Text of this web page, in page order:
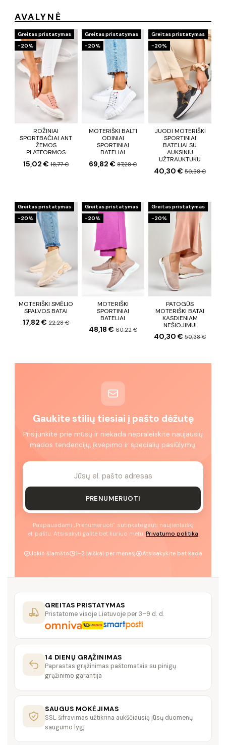
AVALYNĖ
Greitas pristatymas
−20%
ROŽINIAI
SPORTBAČIAI ANT
ŽEMOS
PLATFORMOS
15,02 €18,77 €
Greitas pristatymas
−20%
MOTERIŠKI BALTI
ODINIAI
SPORTINIAI
BATELIAI
69,82 €87,28 €
Greitas pristatymas
−20%
JUODI MOTERIŠKI
SPORTINIAI
BATELIAI SU
AUKSINIU
UŽTRAUKTUKU
40,30 €50,38 €
Greitas pristatymas
−20%
MOTERIŠKI SMĖLIO
SPALVOS BATAI
17,82 €22,28 €
Greitas pristatymas
−20%
MOTERIŠKI
SPORTINIAI
BATELIAI
48,18 € 60,22 €
Greitas pristatymas
−20%
PATOGŪS
MOTERIŠKI BATAI
KASDIENIAM
NEŠIOJIMUI
40,30 €50,38 €
Gaukite stilių tiesiai į pašto dėžutę
Prisijunkite prie mūsų ir niekada nepraleiskite naujausių
mados tendencijų, įkvėpimo ir specialių pasiūlymų.
PRENUMERUOTI
Paspausdami „Prenumeruoti" sutinkate gauti naujienlaiškį
el. paštu. Atsisakyti galite bet kuriuo metu. Privatumo politika
Jokio šlamšto 1–2 laiškai per mėnesį Atsisakykite bet kada
GREITAS PRISTATYMAS
Pristatome visoje Lietuvoje per 3–9 d. d.
14 DIENŲ GRĄŽINIMAS
Paprastas grąžinimas paštomatais su pinigų
grąžinimo garantija
SAUGUS MOKĖJIMAS
SSL šifravimas užtikrina aukščiausią jūsų duomenų
saugumo lygį